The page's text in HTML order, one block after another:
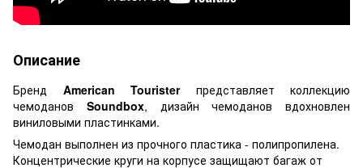
Описание
Бренд American Touristerпредставляет коллекцию
чемоданов Soundbox, дизайн чемоданов вдохновлен
виниловыми пластинками.
Чемодан выполнен из прочного пластика - полипропилена.
Концентрические круги на корпусе защищают багаж от